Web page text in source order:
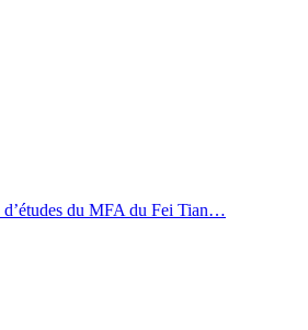
d’études du MFA du Fei Tian…